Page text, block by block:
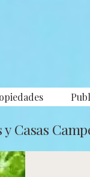
y Casas